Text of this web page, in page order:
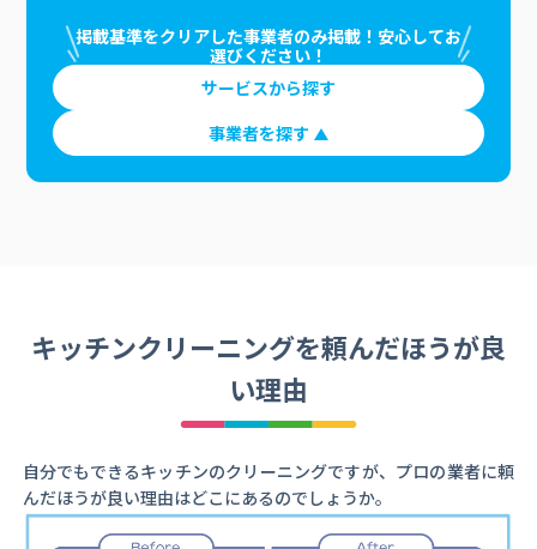
掲載基準をクリアした事業者のみ掲載！安心してお
選びください！
サービスから探す
事業者を探す
キッチンクリーニングを頼んだほうが良
い理由
自分でもできるキッチンのクリーニングですが、プロの業者に頼
んだほうが良い理由はどこにあるのでしょうか。